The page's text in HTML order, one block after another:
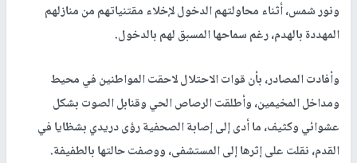
ونور شمس، أثناء محاولتهم الدخول لإخلاء مقتنياتهم من منازلهم
المهددة بالهدم، رغم سماحها المسبق لهم بالدخول.
وأفادت المصادر، بأن قوات الاحتلال لاحقت المواطنين في محيط
ومداخل المخيمين، وأطلقت الرصاص الحي وقنابل الصوت بشكل
عشوائي وكثيف، ما أدى إلى إصابة الصحفية رؤى دريدي بشظايا في
القدم، نقلت على إثرها إلى المستشفى، ووصفت حالتها بالطفيفة.